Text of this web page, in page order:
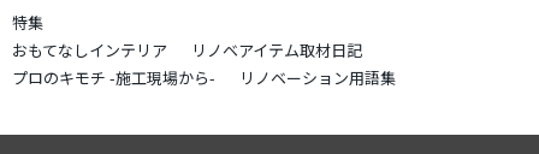
特集
おもてなしインテリア
リノベアイテム取材日記
プロのキモチ -施工現場から-
リノベーション用語集